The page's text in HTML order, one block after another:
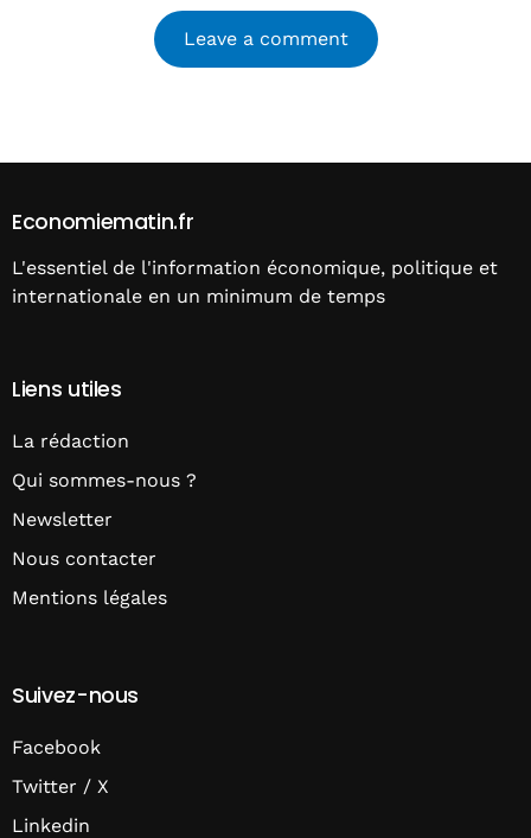
Economiematin.fr
L'essentiel de l'information économique, politique et
internationale en un minimum de temps
Liens utiles
La rédaction
Qui sommes-nous ?
Newsletter
Nous contacter
Mentions légales
Suivez-nous
Facebook
Twitter / X
Linkedin